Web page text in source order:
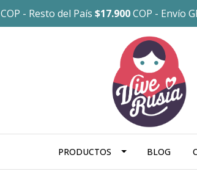
COP - Resto del País $17.900COP - Envío
PRODUCTOS BLOG